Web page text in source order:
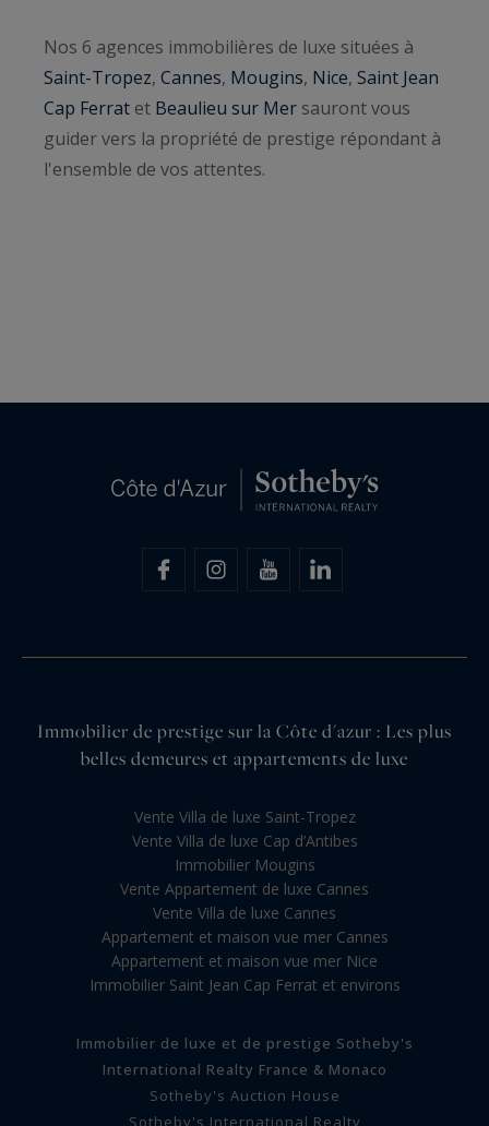
Nos 6 agences immobilières de luxe situées à
Saint-Tropez, Cannes, Mougins, Nice, Saint Jean
Cap Ferrat et Beaulieu sur Mer sauront vous
guider vers la propriété de prestige répondant à
l'ensemble de vos attentes.
Immobilier de prestige sur la Côte d'azur : Les plus
belles demeures et appartements de luxe
Vente Villa de luxe Saint-Tropez
Vente Villa de luxe Cap d’Antibes
Immobilier Mougins
Vente Appartement de luxe Cannes
Vente Villa de luxe Cannes
Appartement et maison vue mer Cannes
Appartement et maison vue mer Nice
Immobilier Saint Jean Cap Ferrat et environs
Immobilier de luxe et de prestige Sotheby's
International Realty France & Monaco
Sotheby's Auction House
Sotheby's International Realty